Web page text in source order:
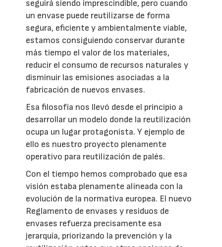
seguirá siendo imprescindible, pero cuando
un envase puede reutilizarse de forma
segura, eficiente y ambientalmente viable,
estamos consiguiendo conservar durante
más tiempo el valor de los materiales,
reducir el consumo de recursos naturales y
disminuir las emisiones asociadas a la
fabricación de nuevos envases.
Esa filosofía nos llevó desde el principio a
desarrollar un modelo donde la reutilización
ocupa un lugar protagonista. Y ejemplo de
ello es nuestro proyecto plenamente
operativo para reutilización de palés.
Con el tiempo hemos comprobado que esa
visión estaba plenamente alineada con la
evolución de la normativa europea. El nuevo
Reglamento de envases y residuos de
envases refuerza precisamente esa
jerarquía, priorizando la prevención y la